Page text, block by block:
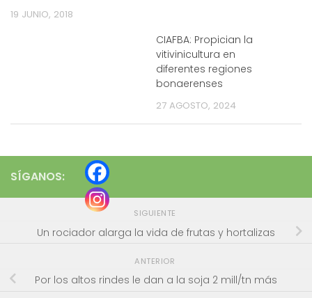
19 JUNIO, 2018
CIAFBA: Propician la
vitivinicultura en
diferentes regiones
bonaerenses
27 AGOSTO, 2024
SÍGANOS:
SIGUIENTE
Un rociador alarga la vida de frutas y hortalizas
ANTERIOR
Por los altos rindes le dan a la soja 2 mill/tn más